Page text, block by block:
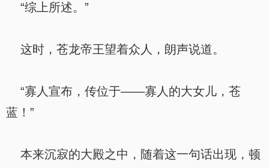
“综上所述。”
这时，苍龙帝王望着众人，朗声说道。
“寡人宣布，传位于——寡人的大女儿，苍
蓝！”
本来沉寂的大殿之中，随着这一句话出现，顿